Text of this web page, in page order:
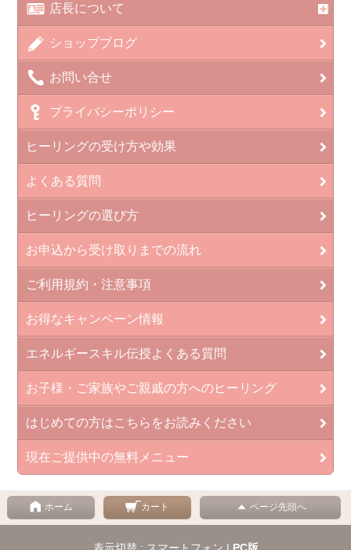
店長について
ショップブログ
お問い合せ
プライバシーポリシー
ヒーリングの受け方や効果
よくある質問
ヒーリングの選び方
お申込から受け取りまでの流れ
ご利用規約・注意事項
お得なキャンペーン情報
エネルギースキル伝授よくある質問
お子様・ご家族やご親戚の方へのヒーリング
はじめての方はこちらをお読みください
現在ご提供中の無料メニュー
ホーム カート ページ先頭へ